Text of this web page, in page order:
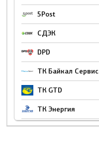
5Post
СДЭК
DPD
ТК Байкал Сервис
ТК GTD
ТК Энергия